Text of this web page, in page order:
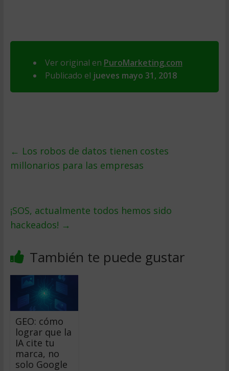
Ver original en PuroMarketing.com
Publicado el jueves mayo 31, 2018
← Los robos de datos tienen costes
millonarios para las empresas
¡SOS, actualmente todos hemos sido
hackeados! →
También te puede gustar
GEO: cómo
lograr que la
IA cite tu
marca, no
solo Google